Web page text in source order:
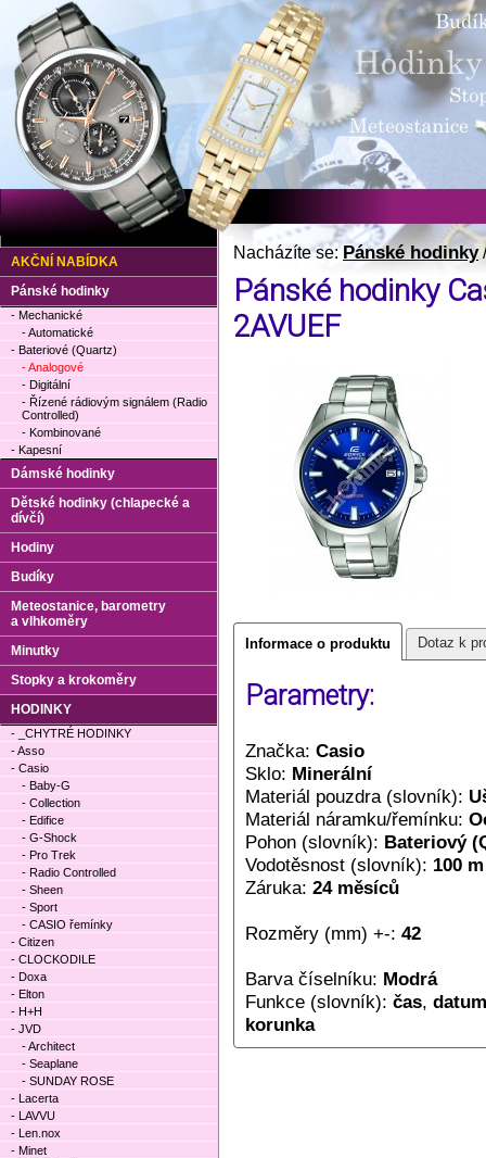
Nacházíte se:Pánské hodinky
Pánské hodinky
2AVUEF
Informace o produktu Dotaz k
Parametry:
Značka: Casio
Sklo: Minerální
Materiál pouzdra (slovník):
Materiál náramku/řemínku:
Pohon (slovník): Bateriový
Vodotěsnost (slovník): 100 m
Záruka: 24 měsíců
Rozměry (mm) +-: 42
Barva číselníku: Modrá
Funkce (slovník): čas, datum
korunka
AKČNÍ NABÍDKA
Pánské hodinky
- Mechanické
- Automatické
- Bateriové (Quartz)
- Analogové
- Digitální
- Řízené rádiovým signálem (Radio
Controlled)
- Kombinované
- Kapesní
Dámské hodinky
Dětské hodinky (chlapecké a
dívčí)
Hodiny
Budíky
Meteostanice, barometry
a vlhkoměry
Minutky
Stopky a krokoměry
HODINKY
- _CHYTRÉ HODINKY
- Asso
- Casio
- Baby-G
- Collection
- Edifice
- G-Shock
- Pro Trek
- Radio Controlled
- Sheen
- Sport
- CASIO řemínky
- Citizen
- CLOCKODILE
- Doxa
- Elton
- H+H
- JVD
- Architect
- Seaplane
- SUNDAY ROSE
- Lacerta
- LAVVU
- Len.nox
- Minet